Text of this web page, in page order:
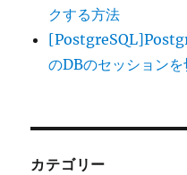
クする方法
のDBのセッション
カテゴリー